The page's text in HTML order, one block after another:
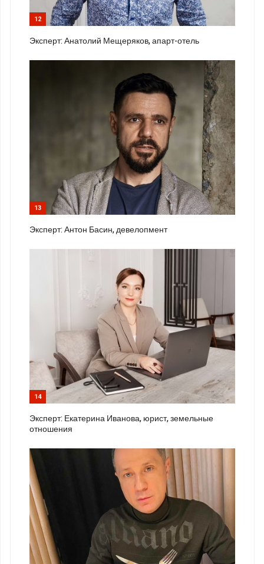
12
Эксперт: Анатолий Мещеряков, апарт-отель
13
Эксперт: Антон Басин, девелопмент
14
Эксперт: Екатерина Иванова, юрист, земельные
отношения